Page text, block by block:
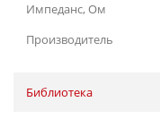
Импеданс, Ом
Производитель
Библиотека